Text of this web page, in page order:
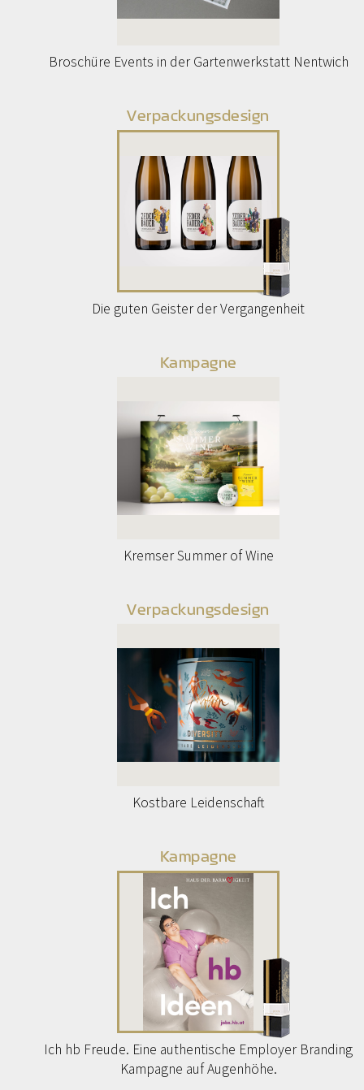
Broschüre Events in der Gartenwerkstatt Nentwich
Verpackungsdesign
Die guten Geister der Vergangenheit
Kampagne
Kremser Summer of Wine
Verpackungsdesign
Kostbare Leidenschaft
Kampagne
Ich hb Freude. Eine authentische Employer Branding
Kampagne auf Augenhöhe.